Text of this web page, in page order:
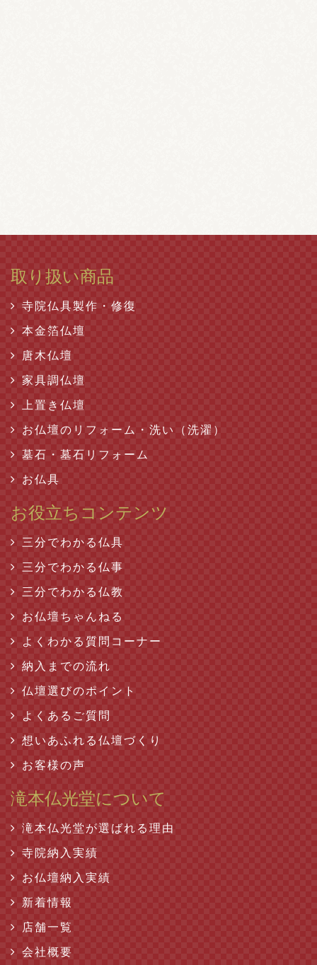
取り扱い商品
寺院仏具製作・修復
本金箔仏壇
唐木仏壇
家具調仏壇
上置き仏壇
お仏壇のリフォーム・洗い（洗濯）
墓石・墓石リフォーム
お仏具
お役立ちコンテンツ
三分でわかる仏具
三分でわかる仏事
三分でわかる仏教
お仏壇ちゃんねる
よくわかる質問コーナー
納入までの流れ
仏壇選びのポイント
よくあるご質問
想いあふれる仏壇づくり
お客様の声
滝本仏光堂について
滝本仏光堂が選ばれる理由
寺院納入実績
お仏壇納入実績
新着情報
店舗一覧
会社概要